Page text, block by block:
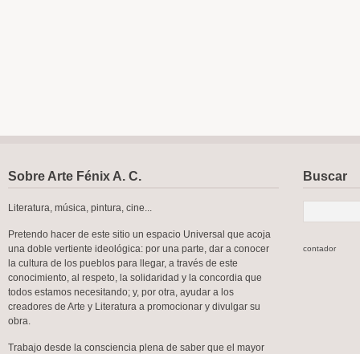
Sobre Arte Fénix A. C.
Literatura, música, pintura, cine...
Pretendo hacer de este sitio un espacio Universal que acoja
una doble vertiente ideológica: por una parte, dar a conocer
la cultura de los pueblos para llegar, a través de este
conocimiento, al respeto, la solidaridad y la concordia que
todos estamos necesitando; y, por otra, ayudar a los
creadores de Arte y Literatura a promocionar y divulgar su
obra.
Trabajo desde la consciencia plena de saber que el mayor
Buscar
contador